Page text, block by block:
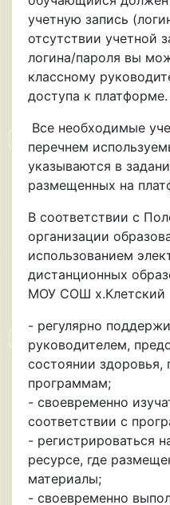
учетную запись
отсутствии учетной
логина/пароля вы
классному
доступа к платформе.
Все необходимые
перечнем
указываются в
размещенных на
В соответствии с
организации
использованием
дистанционных
МОУ СОШ х.Клетский
- регулярно
руководителем,
состоянии здоровья,
программам;
- своевременно
соответствии с
- регистрироваться
ресурсе, где
материалы;
- своевременно